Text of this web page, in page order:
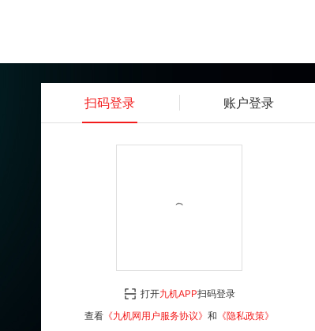
扫码登录 账户登录
登 录
打开九机APP扫码登录
查看 《九机网用户服务协议》 和 《隐私政策》